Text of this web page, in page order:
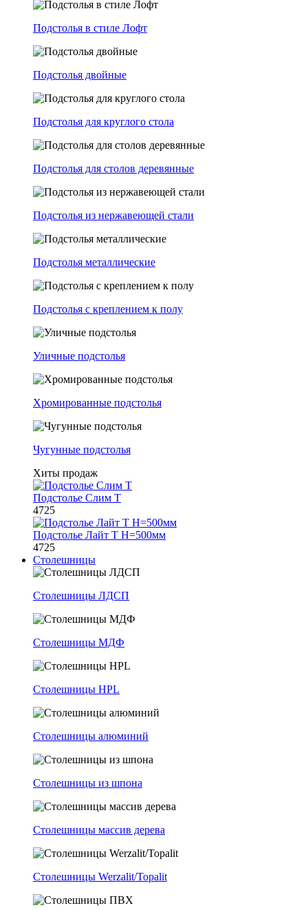
Подстолья в стиле Лофт
Подстолья двойные
Подстолья для круглого стола
Подстолья для столов деревянные
Подстолья из нержавеющей стали
Подстолья металлические
Подстолья с креплением к полу
Уличные подстолья
Хромированные подстолья
Чугунные подстолья
Хиты продаж
Подстолье Слим Т
4725
Подстолье Лайт Т H=500мм
4725
Столешницы
Столешницы ЛДСП
Столешницы МДФ
Столешницы HPL
Столешницы алюминий
Столешницы из шпона
Столешницы массив дерева
Столешницы Werzalit/Topalit